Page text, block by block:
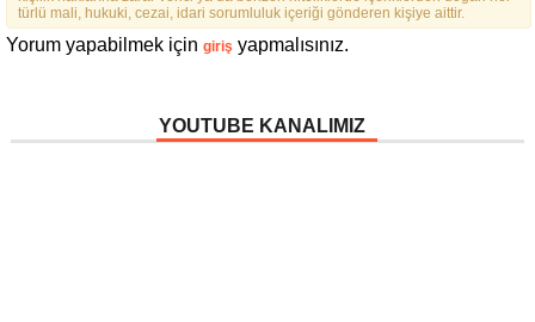
türlü mali, hukuki, cezai, idari sorumluluk içeriği gönderen kişiye aittir.
Yorum yapabilmek için giriş yapmalısınız.
YOUTUBE KANALIMIZ